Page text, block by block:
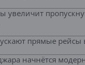
увеличит
прямые рейсы
начнётся